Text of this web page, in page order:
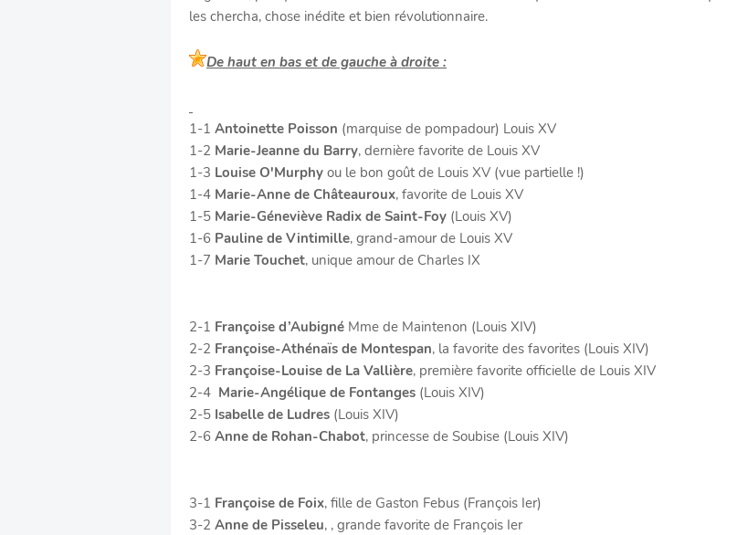
les chercha, chose inédite et bien révolutionnaire.
De haut en bas et de gauche à droite :
1-1 Antoinette Poisson (marquise de pompadour) Louis XV
1-2 Marie-Jeanne du Barry, dernière favorite de Louis XV
1-3 Louise O'Murphy ou le bon goût de Louis XV (vue partielle !)
1-4 Marie-Anne de Châteauroux, favorite de Louis XV
1-5 Marie-Géneviève Radix de Saint-Foy (Louis XV)
1-6 Pauline de Vintimille, grand-amour de Louis XV
1-7 Marie Touchet, unique amour de Charles IX
2-1 Françoise d’Aubigné Mme de Maintenon (Louis XIV)
2-2 Françoise-Athénaïs de Montespan, la favorite des favorites (Louis XIV)
2-3 Françoise-Louise de La Vallière, première favorite officielle de Louis XIV
2-4 Marie-Angélique de Fontanges (Louis XIV)
2-5 Isabelle de Ludres (Louis XIV)
2-6 Anne de Rohan-Chabot, princesse de Soubise (Louis XIV)
3-1 Françoise de Foix, fille de Gaston Febus (François Ier)
3-2 Anne de Pisseleu, , grande favorite de François Ier